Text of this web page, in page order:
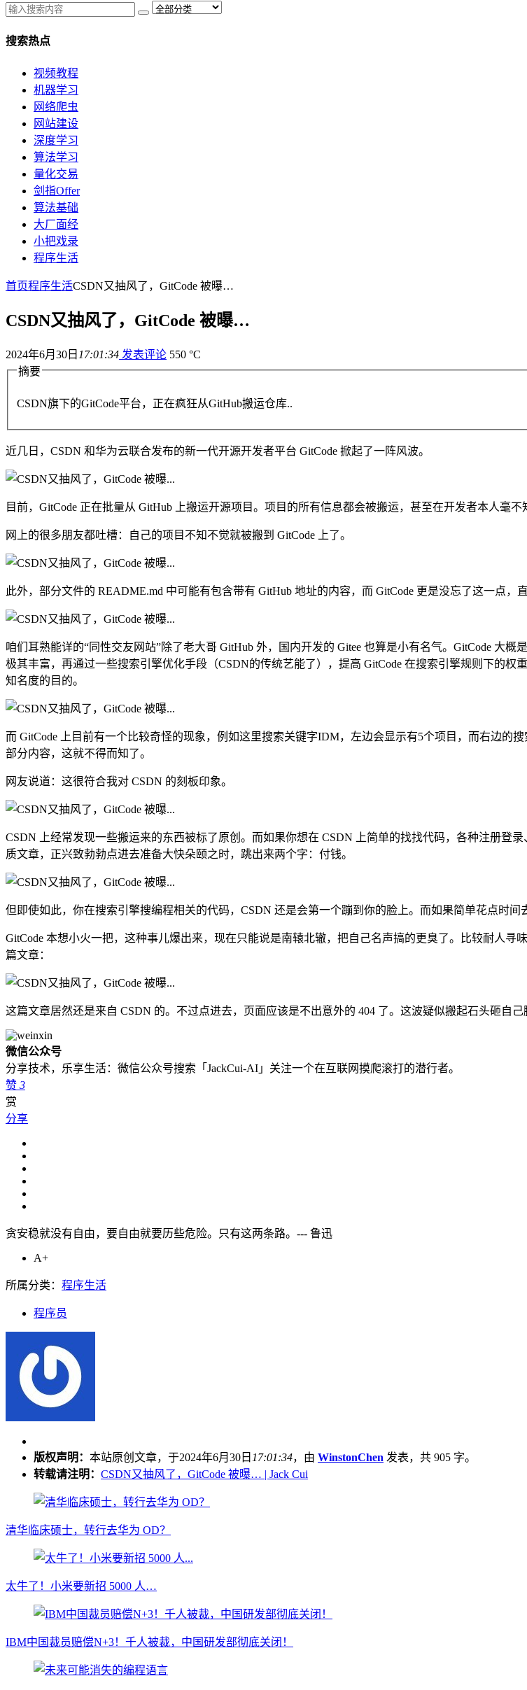
搜索热点
视频教程
机器学习
网络爬虫
网站建设
深度学习
算法学习
量化交易
剑指Offer
算法基础
大厂面经
小把戏录
程序生活
首页程序生活CSDN又抽风了，GitCode 被曝…
CSDN又抽风了，GitCode 被曝…
2024年6月30日 17:01:34 发表评论 550 °C
摘要
CSDN旗下的GitCode平台，正在疯狂从GitHub搬运仓库..
近几日，CSDN 和华为云联合发布的新一代开源开发者平台 GitCode 掀起了一阵风波。
目前，GitCode 正在批量从 GitHub 上搬运开源项目。项目的所有信息都会被搬运，甚至在开发者本人毫
网上的很多朋友都吐槽：自己的项目不知不觉就被搬到 GitCode 上了。
此外，部分文件的 README.md 中可能有包含带有 GitHub 地址的内容，而 GitCode 更是没忘了这一点，
咱们耳熟能详的“同性交友网站”除了老大哥 GitHub 外，国内开发的 Gitee 也算是小有名气。GitCode 大
极其丰富，再通过一些搜索引擎优化手段（CSDN的传统艺能了），提高 GitCode 在搜索引擎规则下的
知名度的目的。
而 GitCode 上目前有一个比较奇怪的现象，例如这里搜索关键字IDM，左边会显示有5个项目，而右边的
部分内容，这就不得而知了。
网友说道：这很符合我对 CSDN 的刻板印象。
CSDN 上经常发现一些搬运来的东西被标了原创。而如果你想在 CSDN 上简单的找找代码，各种注册登
质文章，正兴致勃勃点进去准备大快朵颐之时，跳出来两个字：付钱。
但即使如此，你在搜索引擎搜编程相关的代码，CSDN 还是会第一个蹦到你的脸上。而如果简单花点时间
GitCode 本想小火一把，这种事儿爆出来，现在只能说是南辕北辙，把自己名声搞的更臭了。比较耐人
篇文章：
这篇文章居然还是来自 CSDN 的。不过点进去，页面应该是不出意外的 404 了。这波疑似搬起石头砸自己
微信公众号
分享技术，乐享生活：微信公众号搜索「JackCui-AI」关注一个在互联网摸爬滚打的潜行者。
赞 3
赏
分享
贪安稳就没有自由，要自由就要历些危险。只有这两条路。--- 鲁迅
A+
所属分类： 程序生活
程序员
版权声明： 本站原创文章，于2024年6月30日 17:01:34，由 WinstonChen 发表，共 905 字。
转载请注明： CSDN又抽风了，GitCode 被曝… | Jack Cui
清华临床硕士，转行去华为 OD？
太牛了！小米要新招 5000 人…
IBM中国裁员赔偿N+3！千人被裁，中国研发部彻底关闭！